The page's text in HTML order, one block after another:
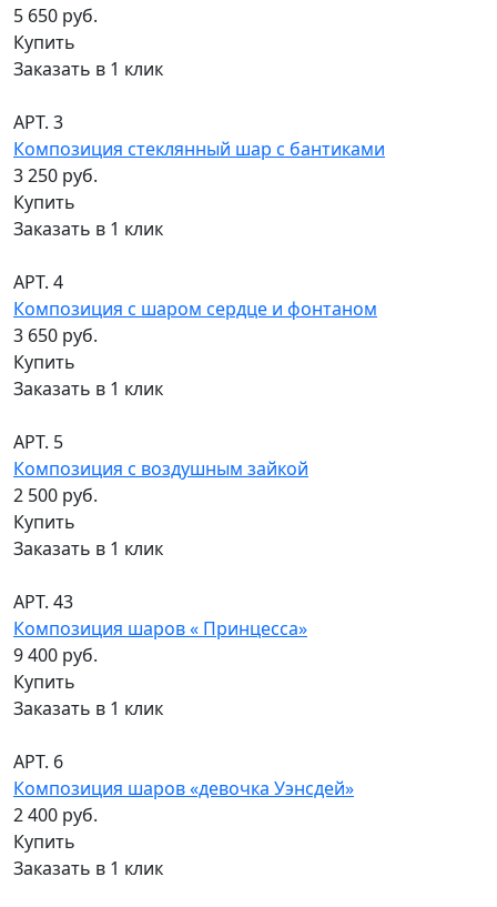
5 650 руб.
Купить
Заказать в 1 клик
АРТ. 3
Композиция стеклянный шар с бантиками
3 250 руб.
Купить
Заказать в 1 клик
АРТ. 4
Композиция с шаром сердце и фонтаном
3 650 руб.
Купить
Заказать в 1 клик
АРТ. 5
Композиция с воздушным зайкой
2 500 руб.
Купить
Заказать в 1 клик
АРТ. 43
Композиция шаров « Принцесса»
9 400 руб.
Купить
Заказать в 1 клик
АРТ. 6
Композиция шаров «девочка Уэнсдей»
2 400 руб.
Купить
Заказать в 1 клик